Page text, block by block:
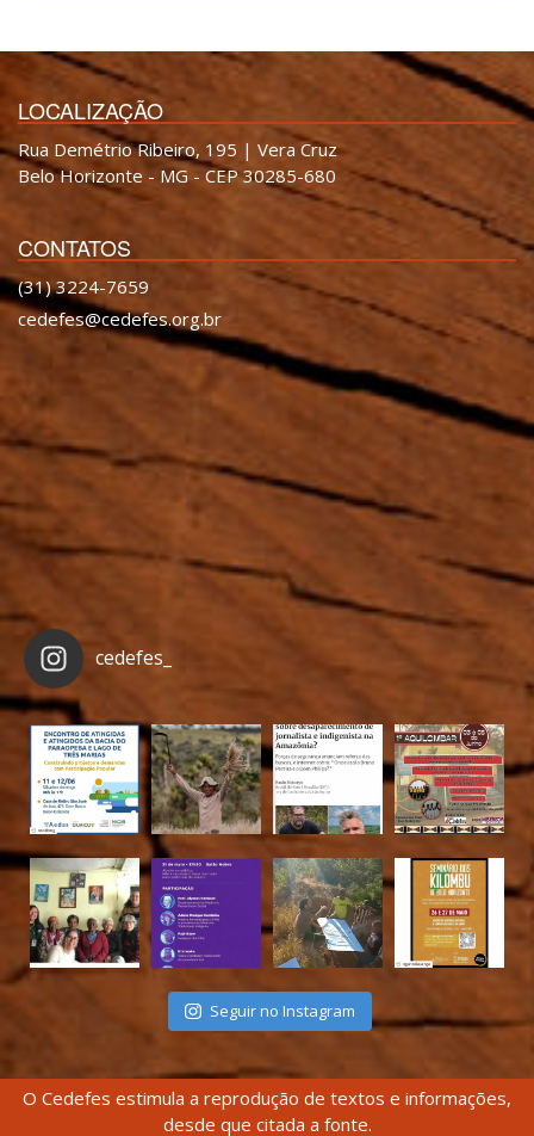
LOCALIZAÇÃO
Rua Demétrio Ribeiro, 195 | Vera Cruz
Belo Horizonte - MG - CEP 30285-680
CONTATOS
(31) 3224-7659
cedefes@cedefes.org.br
cedefes_
Seguir no Instagram
O Cedefes estimula a reprodução de textos e informações,
desde que citada a fonte.